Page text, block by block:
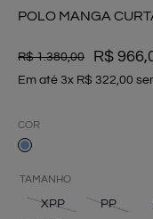
POLO MANGA
R$ 1.380,00 R$ 966,
Em até 3x R$ 322,00
COR
TAMANHO
PP
XPP
betty